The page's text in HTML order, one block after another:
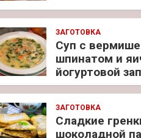
ЗАГОТОВКА
Суп с
шпинатом и
йогуртовой
ЗАГОТОВКА
Сладкие
шоколадной